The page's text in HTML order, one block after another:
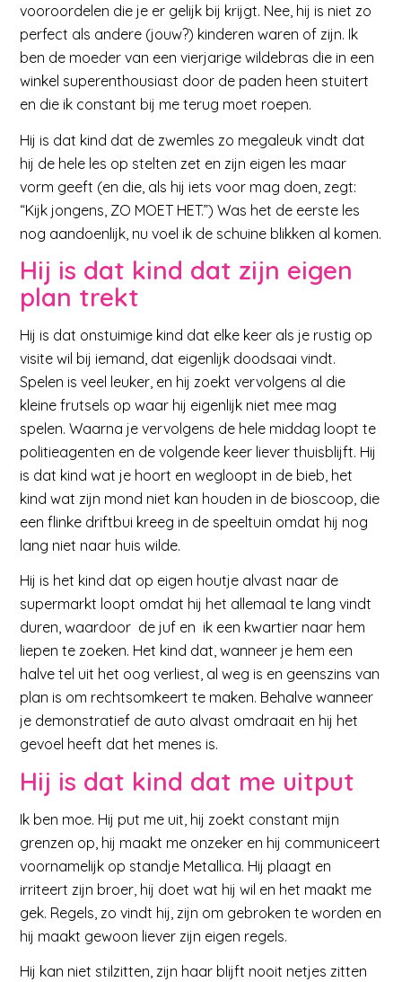
vooroordelen die je er gelijk bij krijgt. Nee, hij is niet zo
perfect als andere (jouw?) kinderen waren of zijn. Ik
ben de moeder van een vierjarige wildebras die in een
winkel superenthousiast door de paden heen stuitert
en die ik constant bij me terug moet roepen.
Hij is dat kind dat de zwemles zo megaleuk vindt dat
hij de hele les op stelten zet en zijn eigen les maar
vorm geeft (en die, als hij iets voor mag doen, zegt:
“Kijk jongens, ZO MOET HET.”) Was het de eerste les
nog aandoenlijk, nu voel ik de schuine blikken al komen.
Hij is dat kind dat zijn eigen
plan trekt
Hij is dat onstuimige kind dat elke keer als je rustig op
visite wil bij iemand, dat eigenlijk doodsaai vindt.
Spelen is veel leuker, en hij zoekt vervolgens al die
kleine frutsels op waar hij eigenlijk niet mee mag
spelen. Waarna je vervolgens de hele middag loopt te
politieagenten en de volgende keer liever thuisblijft. Hij
is dat kind wat je hoort en wegloopt in de bieb, het
kind wat zijn mond niet kan houden in de bioscoop, die
een flinke driftbui kreeg in de speeltuin omdat hij nog
lang niet naar huis wilde.
Hij is het kind dat op eigen houtje alvast naar de
supermarkt loopt omdat hij het allemaal te lang vindt
duren, waardoor de juf en ik een kwartier naar hem
liepen te zoeken. Het kind dat, wanneer je hem een
halve tel uit het oog verliest, al weg is en geenszins van
plan is om rechtsomkeert te maken. Behalve wanneer
je demonstratief de auto alvast omdraait en hij het
gevoel heeft dat het menes is.
Hij is dat kind dat me uitput
Ik ben moe. Hij put me uit, hij zoekt constant mijn
grenzen op, hij maakt me onzeker en hij communiceert
voornamelijk op standje Metallica. Hij plaagt en
irriteert zijn broer, hij doet wat hij wil en het maakt me
gek. Regels, zo vindt hij, zijn om gebroken te worden en
hij maakt gewoon liever zijn eigen regels.
Hij kan niet stilzitten, zijn haar blijft nooit netjes zitten